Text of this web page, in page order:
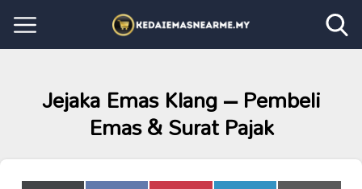
Jejaka Emas Klang – Pembeli
Emas & Surat Pajak